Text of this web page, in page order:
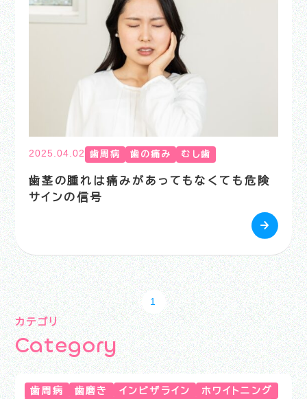
2025.04.02 歯周病 歯の痛み むし歯
歯茎の腫れは痛みがあってもなくても危険
サインの信号
1
カテゴリ
Category
歯周病 歯磨き インビザライン
ホワイトニング